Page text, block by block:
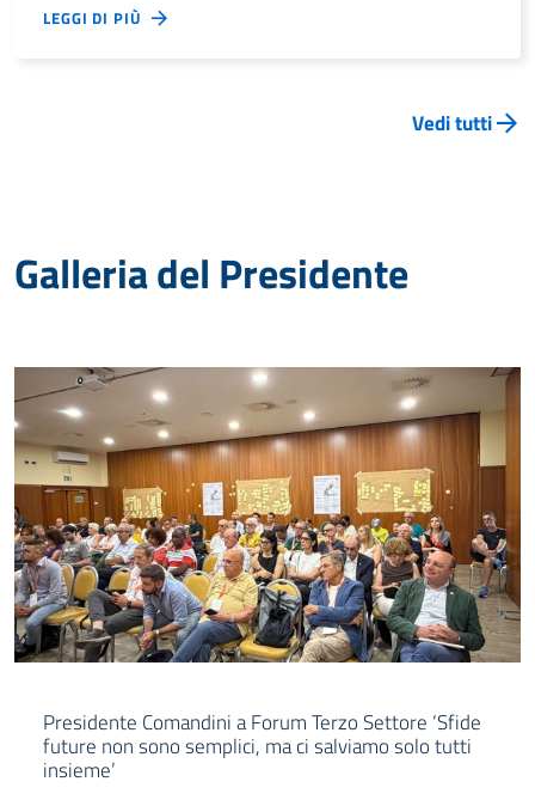
LEGGI DI PIÙ
Vedi tutti
Galleria del Presidente
Presidente Comandini a Forum Terzo Settore ‘Sfide
future non sono semplici, ma ci salviamo solo tutti
insieme’